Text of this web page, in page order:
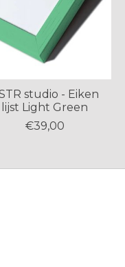
studio - Eiken
lijst Light Green
€39,00